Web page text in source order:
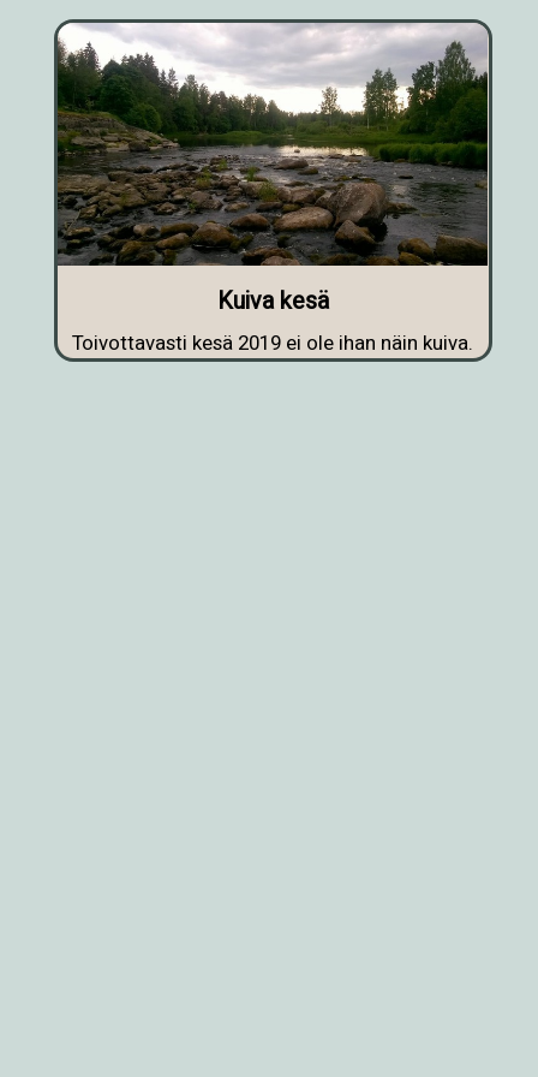
Kuiva kesä
Toivottavasti kesä 2019 ei ole ihan näin kuiva.